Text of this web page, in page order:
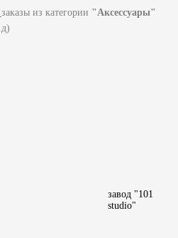
заказы из категории "Аксессуары"
завод "101
studio"